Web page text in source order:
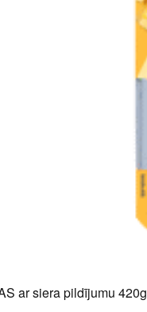
ar siera pildījumu 420g